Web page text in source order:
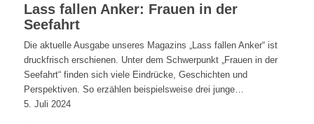
Lass fallen Anker: Frauen in der
Seefahrt
Die aktuelle Ausgabe unseres Magazins „Lass fallen Anker“ ist
druckfrisch erschienen. Unter dem Schwerpunkt „Frauen in der
Seefahrt“ finden sich viele Eindrücke, Geschichten und
Perspektiven. So erzählen beispielsweise drei junge…
5. Juli 2024